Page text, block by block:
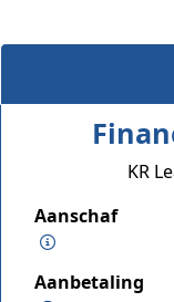
KR
Aanschaf
Aanbetaling